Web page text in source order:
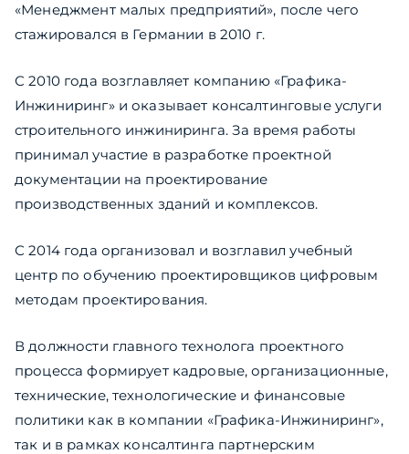
«Менеджмент малых предприятий», после чего
стажировался в Германии в 2010 г.
С 2010 года возглавляет компанию «Графика-
Инжиниринг» и оказывает консалтинговые услуги
строительного инжиниринга. За время работы
принимал участие в разработке проектной
документации на проектирование
производственных зданий и комплексов.
С 2014 года организовал и возглавил учебный
центр по обучению проектировщиков цифровым
методам проектирования.
В должности главного технолога проектного
процесса формирует кадровые, организационные,
технические, технологические и финансовые
политики как в компании «Графика-Инжиниринг»,
так и в рамках консалтинга партнерским